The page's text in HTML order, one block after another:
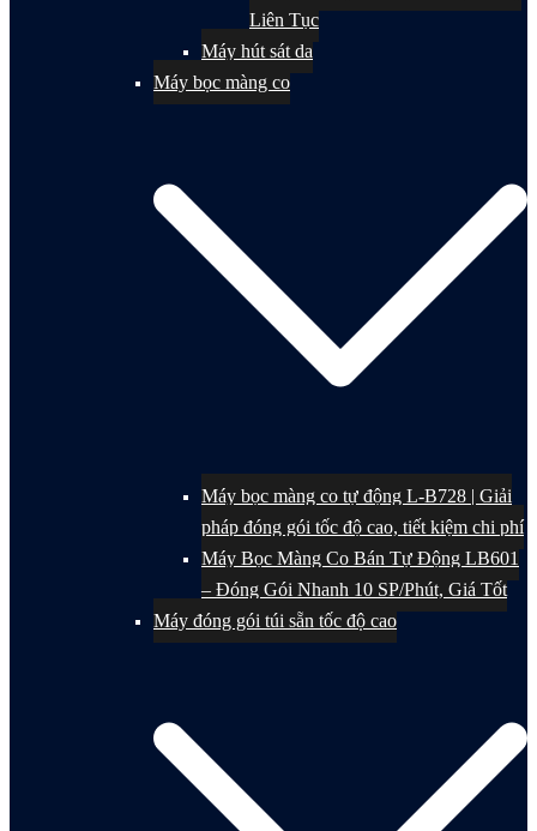
Liên Tục
Máy hút sát da
Máy bọc màng co
Máy bọc màng co tự động L-B728 | Giải
pháp đóng gói tốc độ cao, tiết kiệm chi phí
Máy Bọc Màng Co Bán Tự Động LB601
– Đóng Gói Nhanh 10 SP/Phút, Giá Tốt
Máy đóng gói túi sẵn tốc độ cao